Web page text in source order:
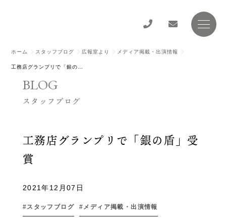
ホーム スタッフブログ 広報室より メディア掲載・出演情報
BLOG
スタッフブログ
工務店グランプリで「銀の盾」受
賞
2021年12月07日
スタッフブログ メディア掲載・出演情報